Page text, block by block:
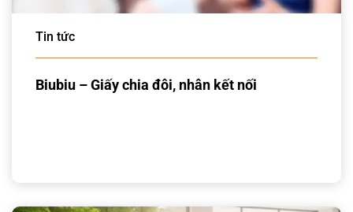
Tin tức
Biubiu – Giấy chia đôi, nhân kết nối